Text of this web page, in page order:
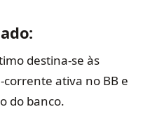
destina-se às
ativa no BB e
do banco.